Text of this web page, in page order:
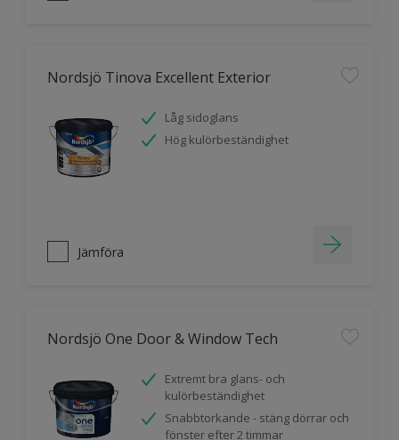
Nordsjö Tinova Excellent Exterior
Låg sidoglans
Hög kulörbeständighet
Jämföra
Nordsjö One Door & Window Tech
Extremt bra glans- och
kulörbeständighet
Snabbtorkande - stäng dörrar och
fönster efter 2 timmar